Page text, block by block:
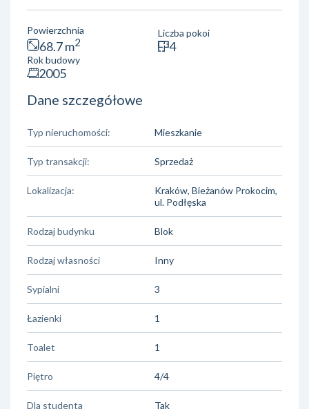
Powierzchnia
68.7 m2
Liczba pokoi
4
Rok budowy
2005
Dane szczegółowe
Typ nieruchomości: Mieszkanie
Typ transakcji: Sprzedaż
Lokalizacja:
Kraków, Bieżanów Prokocim,
ul. Podłęska
Rodzaj budynku Blok
Rodzaj własności Inny
Sypialni 3
Łazienki 1
Toalet 1
Piętro 4/4
Dla studenta Tak